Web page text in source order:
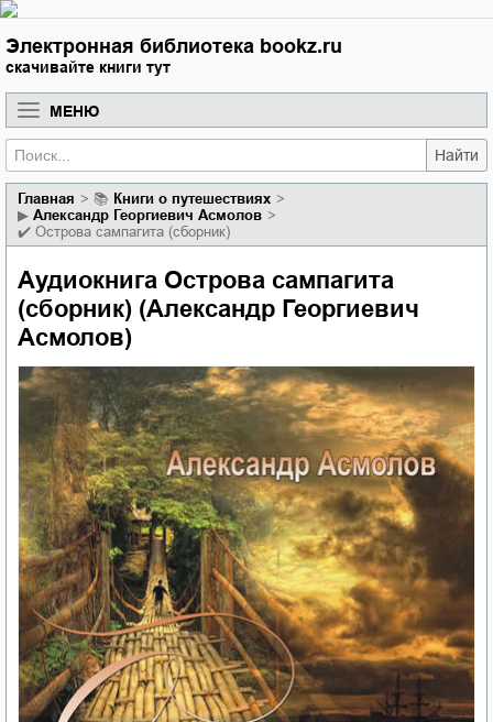
Электронная библиотека bookz.ru
скачивайте книги тут
МЕНЮ
Найти
Главная 📚
книги о путешествиях
▶ Александр Георгиевич Асмолов
✔️ Острова сампагита (сборник)
Аудиокнига Острова сампагита
(сборник) (Александр Георгиевич
Асмолов)